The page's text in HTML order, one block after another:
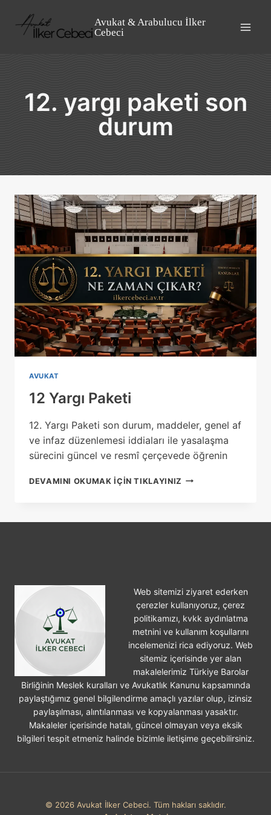
content
Avukat & Arabulucu İlker
Cebeci
12. yargı paketi son
durum
AVUKAT
12 Yargı Paketi
12. Yargı Paketi son durum, maddeler, genel af
ve infaz düzenlemesi iddiaları ile yasalaşma
sürecini güncel ve resmî çerçevede öğrenin
DEVAMINI OKUMAK IÇIN TIKLAYINIZ
Web sitemizi ziyaret ederken
çerezler kullanıyoruz, çerez
politikamızı, kvkk aydınlatma
metnini ve kullanım koşullarını
incelemenizi rica ediyoruz. Web
sitemiz içerisinde yer alan
makalelerimiz Türkiye Barolar
Birliğinin Meslek kuralları ve Avukatlık Kanunu kapsamında
paylaştığımız genel bilgilendirme amaçlı yazılar olup, izinsiz
paylaşılması, alıntılanması ve kopyalanması yasaktır.
Makaleler içerisinde hatalı, güncel olmayan veya eksik
bilgileri tespit etmeniz halinde bizimle iletişime geçebilirsiniz.
© 2026 Avukat İlker Cebeci. Tüm hakları saklıdır.